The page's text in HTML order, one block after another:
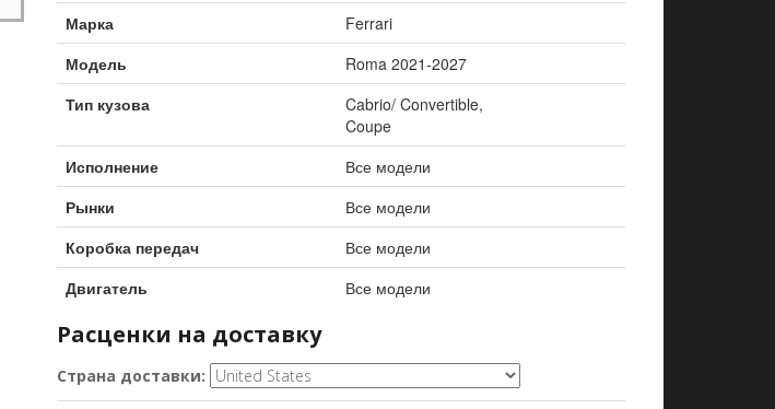
Марка
Ferrari
Модель
Roma 2021-2027
Тип кузова
Cabrio/ Convertible,
Coupe
Исполнение
Все модели
Рынки
Все модели
Коробка передач
Все модели
Двигатель
Все модели
Расценки на доставку
Страна доставки: